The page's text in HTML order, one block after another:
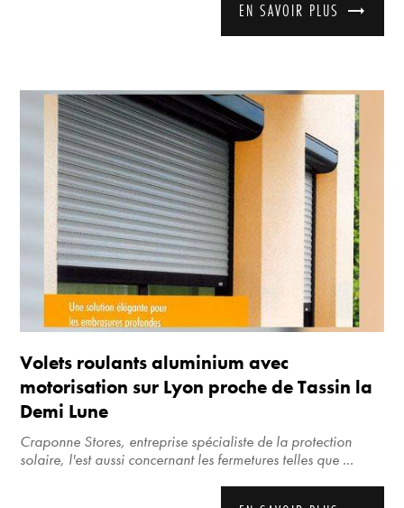
EN SAVOIR PLUS
Volets roulants aluminium avec
motorisation sur Lyon proche de Tassin la
Demi Lune
Craponne Stores, entreprise spécialiste de la protection
solaire, l'est aussi concernant les fermetures telles que ...